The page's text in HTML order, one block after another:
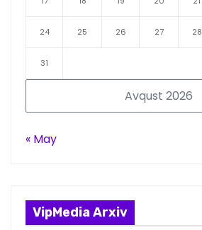
Avqust 2026
24 25 26 27 28
31
« May
VipMedia Arxiv